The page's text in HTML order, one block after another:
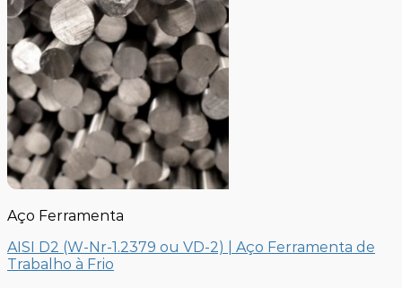
Aço Ferramenta
AISI D2 (W-Nr-1.2379 ou VD-2) | Aço Ferramenta de
Trabalho à Frio